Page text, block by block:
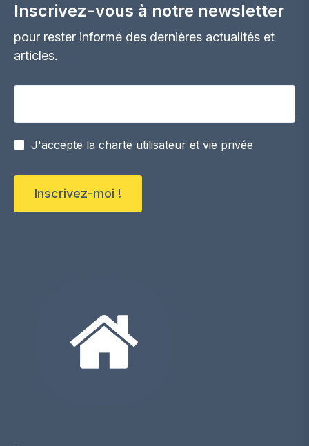
Inscrivez-vous à notre newsletter
pour rester informé des dernières actualités et
articles.
J'accepte la charte utilisateur et vie privée
Inscrivez-moi !